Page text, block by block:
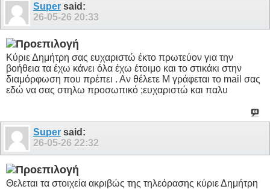
Super said:
26-05-26 20:33
Κύριε Δημήτρη σας ευχαριστώ έκτο πρωτεύον για την
βοήθεια τα έχω κάνει όλα έχω έτοιμο και το στικάκι στην
διαμόρφωση που πρέπει . Αν θέλετε Μ γράφεται το mail σας
εδώ να σας στηλω προσωπικό ;ευχαριστώ και παλυ
Super said:
26-05-26 22:32
Θελεται τα στοιχεία ακριβώς της τηλεόρασης κύριε Δημήτρη